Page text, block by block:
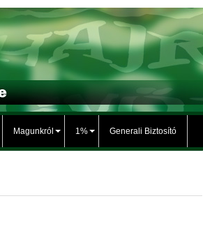
Magunkról 1% Generali Biztosító